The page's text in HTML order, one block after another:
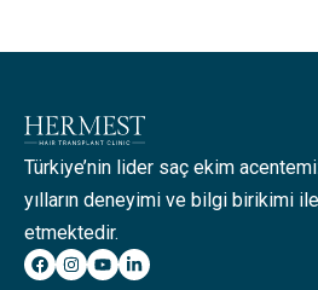
Türkiye’nin lider saç ekim
yılların deneyimi ve bilgi birikimi
etmektedir.